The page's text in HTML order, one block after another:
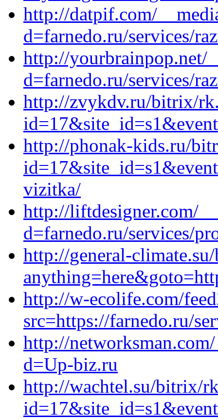
http://datpif.com/
d=farnedo.ru/services/
http://yourbrainpop.net/
d=farnedo.ru/services/
http://zvykdv.ru/bitrix/
http://phonak-kids.ru/
vizitka/
http://liftdesigner.com/
d=farnedo.ru/services/
http://general-
http://w-ecolife.com/
src=https://farnedo.ru/
http://
d=Up-biz.ru
http://wachtel.su/bitrix/